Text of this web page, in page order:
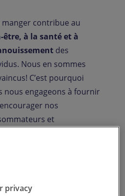
manger contribue au
être, à la santé et à
des
Nous en sommes
C’est pourquoi
nous engageons à fournir
nos
et
une alimentation
privacy